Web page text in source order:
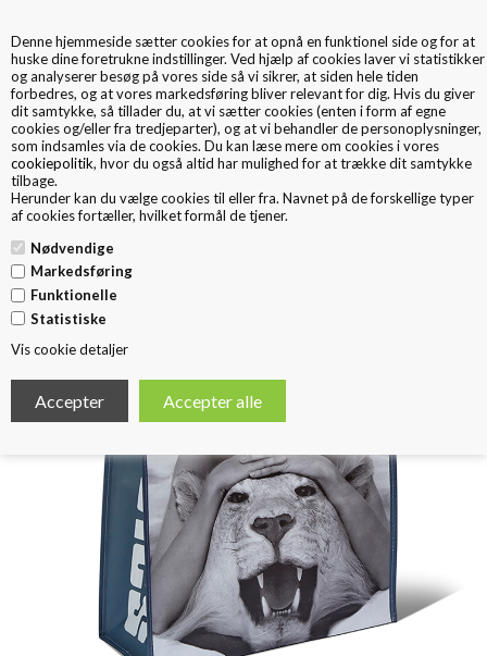
Denne hjemmeside sætter cookies for at opnå en funktionel side og for at
huske dine foretrukne indstillinger. Ved hjælp af cookies laver vi statistikker
og analyserer besøg på vores side så vi sikrer, at siden hele tiden
forbedres, og at vores markedsføring bliver relevant for dig. Hvis du giver
dit samtykke, så tillader du, at vi sætter cookies (enten i form af egne
cookies og/eller fra tredjeparter), og at vi behandler de personoplysninger,
som indsamles via de cookies. Du kan læse mere om cookies i vores
cookiepolitik, hvor du også altid har mulighed for at trække dit samtykke
tilbage.
Herunder kan du vælge cookies til eller fra. Navnet på de forskellige typer
af cookies fortæller, hvilket formål de tjener.
Nødvendige
Markedsføring
Funktionelle
Statistiske
Vis cookie detaljer
0
< Tilbage
NON WOVEN MAT